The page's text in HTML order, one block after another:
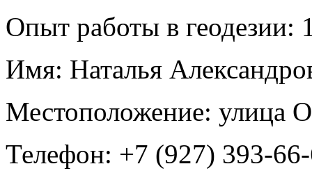
Опыт работы в геодезии:
Имя: Наталья
Местоположение: улица
Телефон: +7 (927) 393-